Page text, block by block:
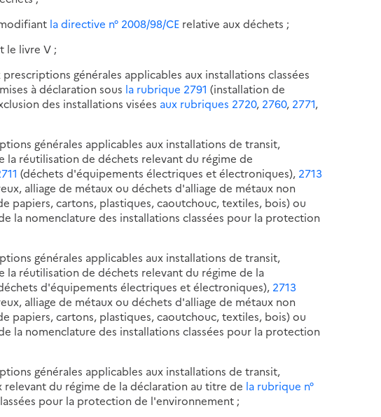
la directive n° 2008/98/CE relative aux déchets ;
le livre V ;
générales applicables aux installations classées
à déclaration sous la rubrique 2791 (installation de
des installations visées aux rubriques 2720, 2760, 2771,
générales applicables aux installations de transit,
réutilisation de déchets relevant du régime de
(déchets d'équipements électriques et électroniques), 2713
alliage de métaux ou déchets d'alliage de métaux non
papiers, cartons, plastiques, caoutchouc, textiles, bois) ou
la nomenclature des installations classées pour la protection
générales applicables aux installations de transit,
réutilisation de déchets relevant du régime de la
d'équipements électriques et électroniques), 2713
alliage de métaux ou déchets d'alliage de métaux non
papiers, cartons, plastiques, caoutchouc, textiles, bois) ou
la nomenclature des installations classées pour la protection
générales applicables aux installations de transit,
du régime de la déclaration au titre de la rubrique n°
pour la protection de l'environnement ;